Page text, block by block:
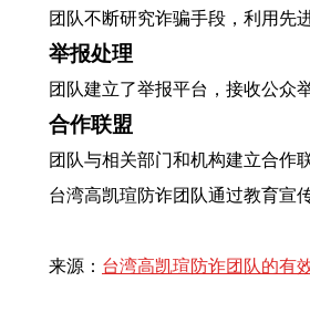
团队不断研究诈骗手段，利用先
举报处理
团队建立了举报平台，接收公众
合作联盟
团队与相关部门和机构建立合作
台湾高凯瑄防诈团队通过教育宣
来源： 台湾高凯瑄防诈团队的有